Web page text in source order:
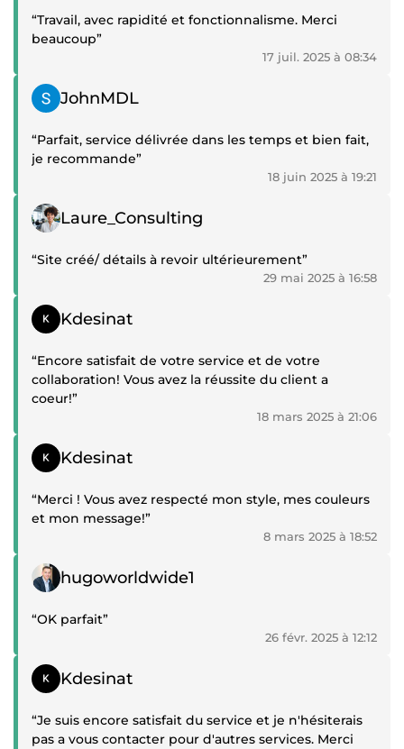
“Travail, avec rapidité et fonctionnalisme. Merci
beaucoup”
17 juil. 2025 à 08:34
Témoignage positif
JohnMDL
“Parfait, service délivrée dans les temps et bien fait,
je recommande”
18 juin 2025 à 19:21
Témoignage positif
Laure_Consulting
“Site créé/ détails à revoir ultérieurement”
29 mai 2025 à 16:58
Témoignage positif
Kdesinat
“Encore satisfait de votre service et de votre
collaboration! Vous avez la réussite du client a
coeur!”
18 mars 2025 à 21:06
Témoignage positif
Kdesinat
“Merci ! Vous avez respecté mon style, mes couleurs
et mon message!”
8 mars 2025 à 18:52
Témoignage positif
hugoworldwide1
“OK parfait”
26 févr. 2025 à 12:12
Témoignage positif
Kdesinat
“Je suis encore satisfait du service et je n'hésiterais
pas a vous contacter pour d'autres services. Merci